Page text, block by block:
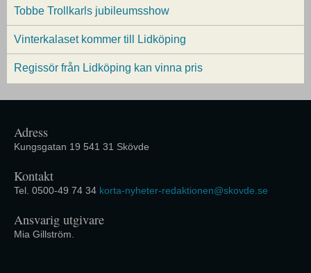
Tobbe Trollkarls jubileumsshow
Vinterkalaset kommer till Lidköping
Regissör från Lidköping kan vinna pris
Adress
Kungsgatan 19 541 31 Skövde
Kontakt
Tel. 0500-49 74 34 korta-nyheter-redaktionen@skovde.se
Ansvarig utgivare
Mia Gillström.